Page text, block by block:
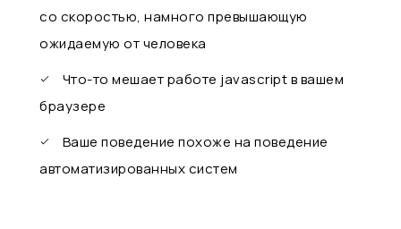
со скоростью, намного превышающую
ожидаемую от человека
Что-то мешает работе javascript в вашем
браузере
Ваше поведение похоже на поведение
автоматизированных систем